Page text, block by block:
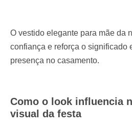
O vestido elegante para mãe da
confiança e reforça o significado
presença no casamento.
Como o look influencia
visual da festa